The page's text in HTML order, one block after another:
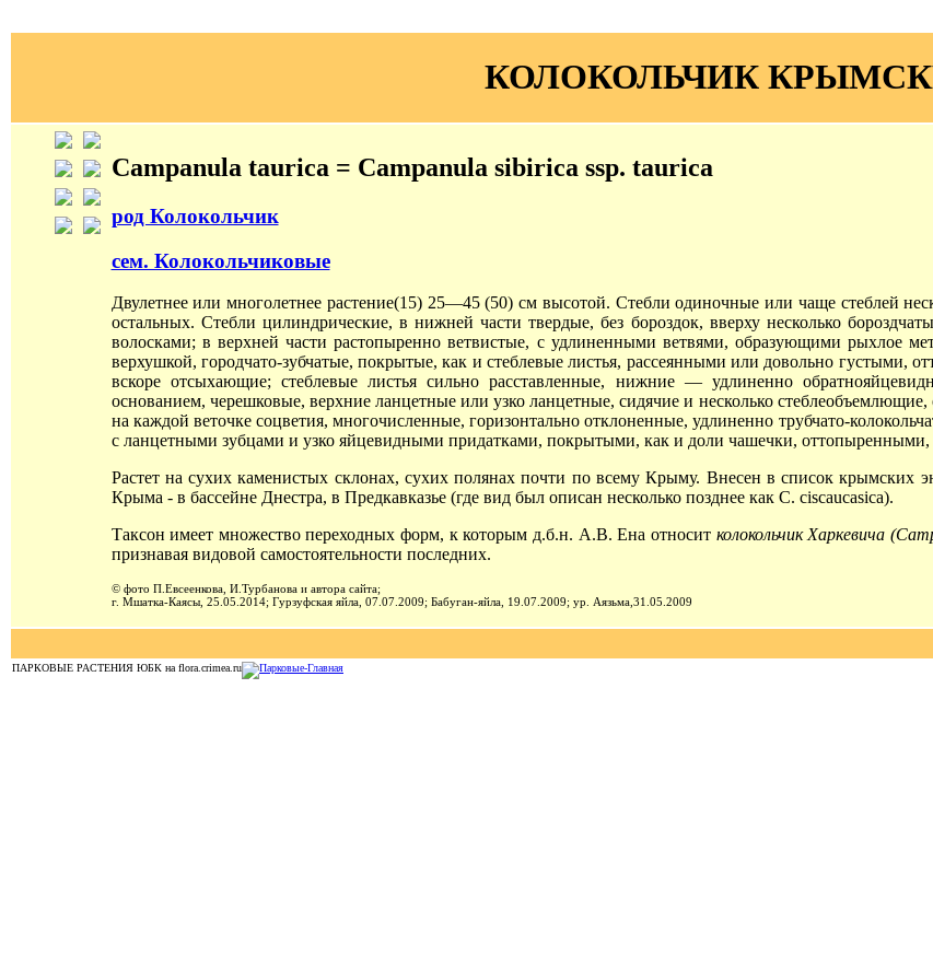
КОЛОКОЛЬЧИК
Campanula taurica = Campanula sibirica ssp. taurica
род Колокольчик
сем. Колокольчиковые
Двулетнее или многолетнее растение(15) 25—45 (50) см высотой. Стебли одиночные или чаще стеблей
остальных. Стебли цилиндрические, в нижней части твердые, без бороздок, вверху несколько
волосками; в верхней части растопыренно ветвистые, с удлиненными ветвями, образующими рыхлое
верхушкой, городчато-зубчатые, покрытые, как и стеблевые листья, рассеянными или довольно
вскоре отсыхающие; стеблевые листья сильно расставленные, нижние — удлиненно
основанием, черешковые, верхние ланцетные или узко ланцетные, сидячие и несколько
на каждой веточке соцветия, многочисленные, горизонтально отклоненные, удлиненно трубчато-
с ланцетными зубцами и узко яйцевидными придатками, покрытыми, как и доли чашечки,
Растет на сухих каменистых склонах, сухих полянах почти по всему Крыму. Внесен в список крымских
Крыма - в бассейне Днестра, в Предкавказье (где вид был описан несколько позднее как С. ciscaucasica).
Таксон имеет множество переходных форм, к которым д.б.н. А.В. Ена относит колокольчик Харкевича
признавая видовой самостоятельности последних.
© фото П.Евсеенкова, И.Турбанова и автора сайта;
г. Мшатка-Каясы, 25.05.2014; Гурзуфская яйла, 07.07.2009; Бабуган-яйла, 19.07.2009; ур. Аязьма,31.05.2009
ПАРКОВЫЕ РАСТЕНИЯ ЮБК на flora.crimea.ru